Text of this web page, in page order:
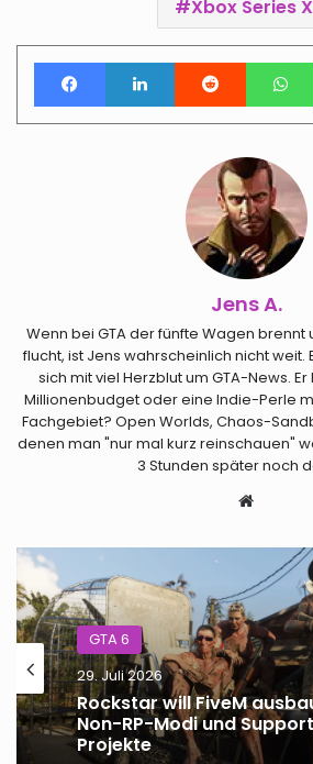
Xbox Series X
FacebookLinkedIn Reddit
Jens A.
Wenn bei GTA der fünfte Wagen brennt
flucht, ist Jens wahrscheinlich nicht weit.
sich mit viel Herzblut um GTA-News.
Millionenbudget oder eine Indie-Perle
Fachgebiet? Open Worlds, Chaos-
denen man "nur mal kurz reinschauen"
3 Stunden später noch
GTA 6
29. Juli 2026
Rockstar will FiveM
Non-RP-Modi und
Projekte